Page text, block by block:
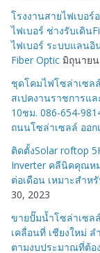
โรงงานสายไฟเบอ
ไฟเบอร์ ช่างรับเดิน
ไฟเบอร์ ระบบแลนอิ
Fiber Optic มิถุนาย
ชุดโคมไฟโซล่าเซล
สเปคงานราชการแ
10ชม. 086-654-
ถนนโซล่าเซลล์ ออ
ติดตั้งSolar roftop
Inverter คลีนิคคุณห
ต่อเดือน เหมาะสำห
30, 2023
ขายปั๊มน้ำโซล่าเซล
เคลื่อนที่ เชียงใหม่
ตามงบประมาณที่ต้อ